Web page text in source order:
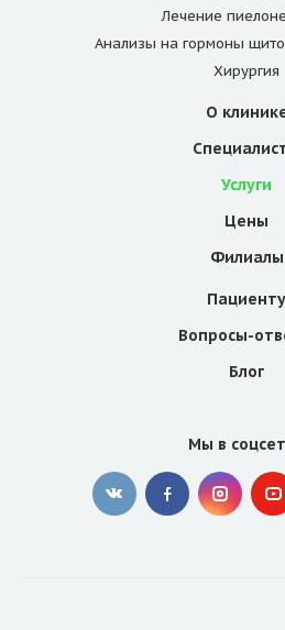
Лечение
Анализы на гормоны
Хирургия
О
Услуги
Цены
Филиалы
Пациенту
Вопросы-
Блог
Мы в